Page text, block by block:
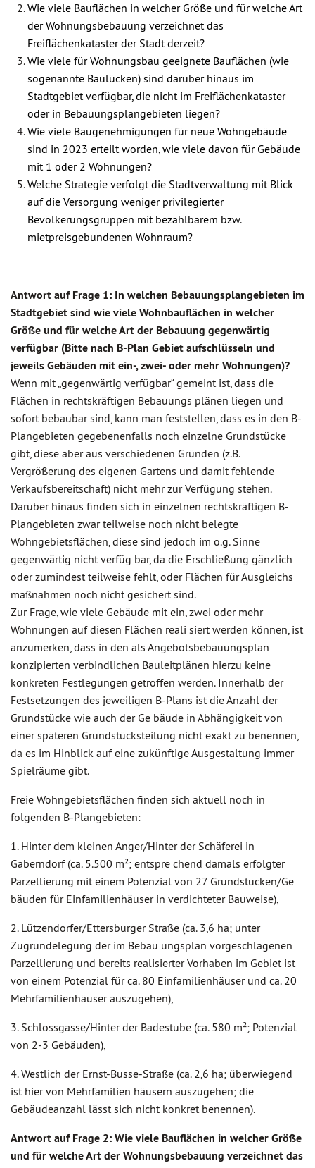
Wie viele Bauflächen in welcher Größe und für welche Art
der Wohnungsbebauung verzeichnet das
Freiflächenkataster der Stadt derzeit?
Wie viele für Wohnungsbau geeignete Bauflächen (wie
sogenannte Baulücken) sind darüber hinaus im
Stadtgebiet verfügbar, die nicht im Freiflächenkataster
oder in Bebauungsplangebieten liegen?
Wie viele Baugenehmigungen für neue Wohngebäude
sind in 2023 erteilt worden, wie viele davon für Gebäude
mit 1 oder 2 Wohnungen?
Welche Strategie verfolgt die Stadtverwaltung mit Blick
auf die Versorgung weniger privilegierter
Bevölkerungsgruppen mit bezahlbarem bzw.
mietpreisgebundenen Wohnraum?
Antwort auf Frage 1: In welchen Bebauungsplangebieten im
Stadtgebiet sind wie viele Wohnbauflächen in welcher
Größe und für welche Art der Bebauung gegenwärtig
verfügbar (Bitte nach B-Plan Gebiet aufschlüsseln und
jeweils Gebäuden mit ein-, zwei- oder mehr Wohnungen)?
Wenn mit „gegenwärtig verfügbar“ gemeint ist, dass die
Flächen in rechtskräftigen Bebauungs plänen liegen und
sofort bebaubar sind, kann man feststellen, dass es in den B-
Plangebieten gegebenenfalls noch einzelne Grundstücke
gibt, diese aber aus verschiedenen Gründen (z.B.
Vergrößerung des eigenen Gartens und damit fehlende
Verkaufsbereitschaft) nicht mehr zur Verfügung stehen.
Darüber hinaus finden sich in einzelnen rechtskräftigen B-
Plangebieten zwar teilweise noch nicht belegte
Wohngebietsflächen, diese sind jedoch im o.g. Sinne
gegenwärtig nicht verfüg bar, da die Erschließung gänzlich
oder zumindest teilweise fehlt, oder Flächen für Ausgleichs
maßnahmen noch nicht gesichert sind.
Zur Frage, wie viele Gebäude mit ein, zwei oder mehr
Wohnungen auf diesen Flächen reali siert werden können, ist
anzumerken, dass in den als Angebotsbebauungsplan
konzipierten verbindlichen Bauleitplänen hierzu keine
konkreten Festlegungen getroffen werden. Innerhalb der
Festsetzungen des jeweiligen B-Plans ist die Anzahl der
Grundstücke wie auch der Ge bäude in Abhängigkeit von
einer späteren Grundstücksteilung nicht exakt zu benennen,
da es im Hinblick auf eine zukünftige Ausgestaltung immer
Spielräume gibt.
Freie Wohngebietsflächen finden sich aktuell noch in
folgenden B-Plangebieten:
1. Hinter dem kleinen Anger/Hinter der Schäferei in
Gaberndorf (ca. 5.500 m²; entspre chend damals erfolgter
Parzellierung mit einem Potenzial von 27 Grundstücken/Ge
bäuden für Einfamilienhäuser in verdichteter Bauweise),
2. Lützendorfer/Ettersburger Straße (ca. 3,6 ha; unter
Zugrundelegung der im Bebau ungsplan vorgeschlagenen
Parzellierung und bereits realisierter Vorhaben im Gebiet ist
von einem Potenzial für ca. 80 Einfamilienhäuser und ca. 20
Mehrfamilienhäuser auszugehen),
3. Schlossgasse/Hinter der Badestube (ca. 580 m²; Potenzial
von 2-3 Gebäuden),
4. Westlich der Ernst-Busse-Straße (ca. 2,6 ha; überwiegend
ist hier von Mehrfamilien häusern auszugehen; die
Gebäudeanzahl lässt sich nicht konkret benennen).
Antwort auf Frage 2: Wie viele Bauflächen in welcher Größe
und für welche Art der Wohnungsbebauung verzeichnet das